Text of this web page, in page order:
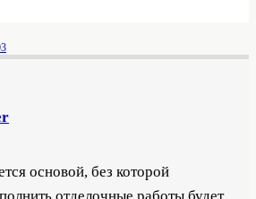
основой, без которой
отделочные работы будет